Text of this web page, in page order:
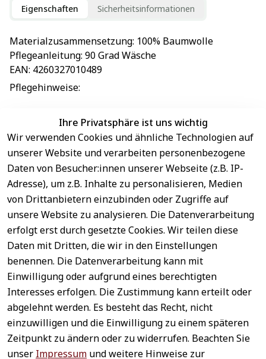
Eigenschaften Sicherheitsinformationen
Materialzusammensetzung: 100% Baumwolle
Pflegeanleitung: 90 Grad Wäsche
EAN: 4260327010489
Pflegehinweise:
EU-Verantwortliche Person - klicken Sie für Details
Ihre Privatsphäre ist uns wichtig
Wir verwenden Cookies und ähnliche Technologien auf
unserer Website und verarbeiten personenbezogene
Daten von Besucher:innen unserer Webseite (z.B. IP-
Adresse), um z.B. Inhalte zu personalisieren, Medien
von Drittanbietern einzubinden oder Zugriffe auf
unsere Website zu analysieren. Die Datenverarbeitung
erfolgt erst durch gesetzte Cookies. Wir teilen diese
Daten mit Dritten, die wir in den Einstellungen
benennen. Die Datenverarbeitung kann mit
Einwilligung oder aufgrund eines berechtigten
Interesses erfolgen. Die Zustimmung kann erteilt oder
abgelehnt werden. Es besteht das Recht, nicht
einzuwilligen und die Einwilligung zu einem späteren
Zeitpunkt zu ändern oder zu widerrufen. Beachten Sie
unser Impressum und weitere Hinweise zur
Rechtliches
AGB
Impressum
Datenschutz
Widerrufsrecht
Service
Kontakt
Registrieren
Zahlung &
Versand
Sichere
Zahlungsar
ten